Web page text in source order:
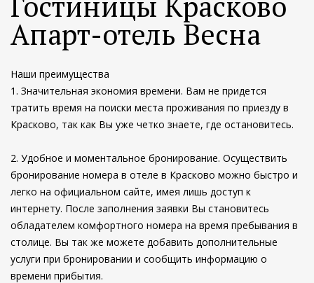
Апарт-отель Весна
Наши преимущества
1. Значительная экономия времени. Вам не придется
тратить время на поиски места проживания по приезду в
Красково, так как Вы уже четко знаете, где остановитесь.
2. Удобное и моментальное бронирование. Осуществить
бронирование номера в отеле в Красково можно быстро и
легко на официальном сайте, имея лишь доступ к
интернету. После заполнения заявки Вы становитесь
обладателем комфортного номера на время пребывания в
столице. Вы так же можете добавить дополнительные
услуги при бронировании и сообщить информацию о
времени прибытия.